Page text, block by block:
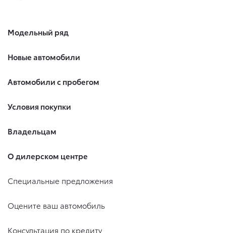
Модельный ряд
Новые автомобили
Автомобили с пробегом
Условия покупки
Владельцам
О дилерском центре
Специальные предложения
Оцените ваш автомобиль
Консультация по кредиту